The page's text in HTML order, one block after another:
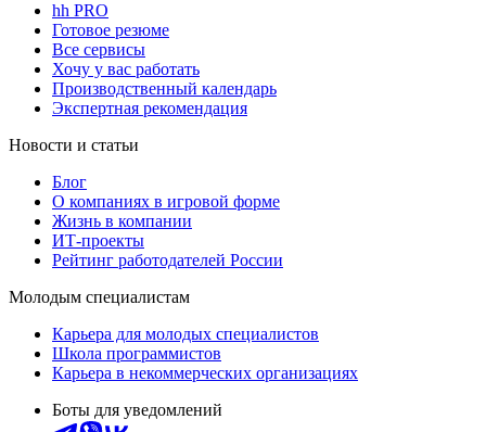
hh PRO
Готовое резюме
Все сервисы
Хочу у вас работать
Производственный календарь
Экспертная рекомендация
Новости и статьи
Блог
О компаниях в игровой форме
Жизнь в компании
ИТ-проекты
Рейтинг работодателей России
Молодым специалистам
Карьера для молодых специалистов
Школа программистов
Карьера в некоммерческих организациях
Боты для уведомлений